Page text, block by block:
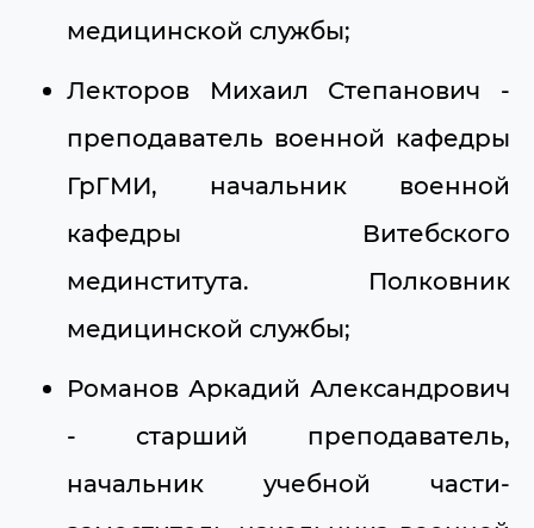
медицинской службы;
Лекторов Михаил Степанович -
преподаватель военной кафедры
ГрГМИ, начальник военной
кафедры Витебского
мединститута. Полковник
медицинской службы;
Романов Аркадий Александрович
- старший преподаватель,
начальник учебной части-